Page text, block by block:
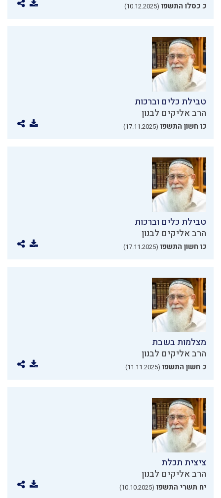
כ כסלו התשפו (10.12.2025)
טבילת כלים וברכות
הרב אליקים לבנון
כו חשון התשפו (17.11.2025)
טבילת כלים וברכות
הרב אליקים לבנון
כו חשון התשפו (17.11.2025)
מצלמות בשבת
הרב אליקים לבנון
כ חשון התשפו (11.11.2025)
ציצית תכלת
הרב אליקים לבנון
יח תשרי התשפו (10.10.2025)